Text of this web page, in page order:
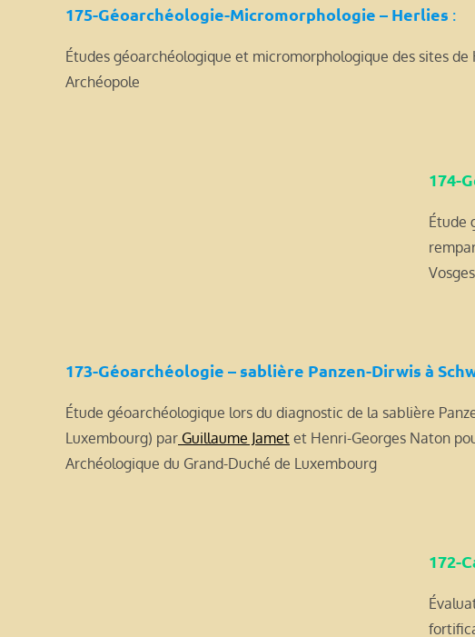
175-Géoarchéologie-Micromorphologie – Herlies :
Études géoarchéologique et micromorphologique des sites de
Archéopole
174-
Étude
Vosges
173-Géoarchéologie – sablière Panzen-Dirwis à
Étude géoarchéologique lors du diagnostic de la sablière
Luxembourg) par Guillaume Jamet et Henri-Georges Naton
Archéologique du Grand-Duché de Luxembourg
172-